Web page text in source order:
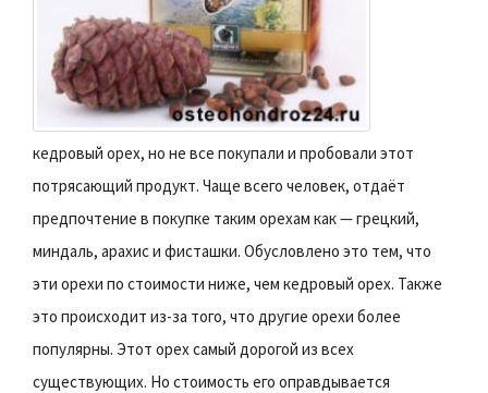
кедровый орех, но не все покупали и пробовали этот
потрясающий продукт. Чаще всего человек, отдаёт
предпочтение в покупке таким орехам как — грецкий,
миндаль, арахис и фисташки. Обусловлено это тем, что
эти орехи по стоимости ниже, чем кедровый орех. Также
это происходит из-за того, что другие орехи более
популярны. Этот орех самый дорогой из всех
существующих. Но стоимость его оправдывается